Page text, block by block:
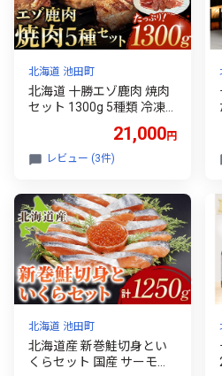
北海道 池田町
北海道 十勝エゾ鹿肉 焼肉
セット 1300g 5種類 冷凍
タンパク質 筋トレ 野生鹿
シカ しか 味付き 焼くだけ
21,000円
レビュー (3件)
北海道 池田町
北海道産 新巻鮭切身とい
くらセット 国産 サーモン